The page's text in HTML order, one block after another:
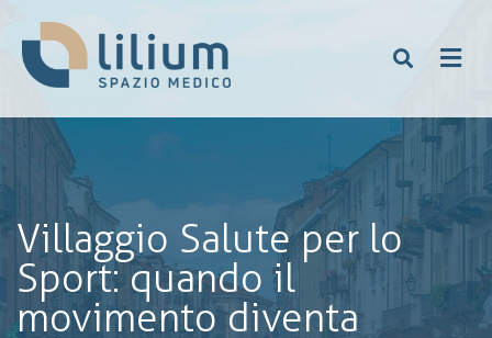
Villaggio Salute per lo
Sport: quando il
movimento diventa